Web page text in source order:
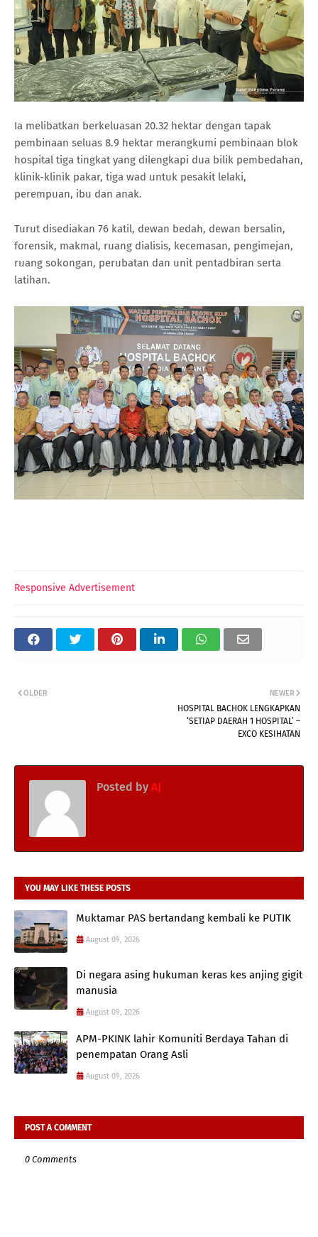
Ia melibatkan berkeluasan 20.32 hektar dengan tapak
pembinaan seluas 8.9 hektar merangkumi pembinaan blok
hospital tiga tingkat yang dilengkapi dua bilik pembedahan,
klinik-klinik pakar, tiga wad untuk pesakit lelaki,
perempuan, ibu dan anak.
Turut disediakan 76 katil, dewan bedah, dewan bersalin,
forensik, makmal, ruang dialisis, kecemasan, pengimejan,
ruang sokongan, perubatan dan unit pentadbiran serta
latihan.
Responsive Advertisement
NEWER
HOSPITAL BACHOK LENGKAPKAN
‘SETIAP DAERAH 1 HOSPITAL’ –
EXCO KESIHATAN
OLDER
Posted by AJ
YOU MAY LIKE THESE POSTS
Muktamar PAS bertandang kembali ke PUTIK
August 09, 2026
Di negara asing hukuman keras kes anjing gigit
manusia
August 09, 2026
APM-PKINK lahir Komuniti Berdaya Tahan di
penempatan Orang Asli
August 09, 2026
POST A COMMENT
0 Comments